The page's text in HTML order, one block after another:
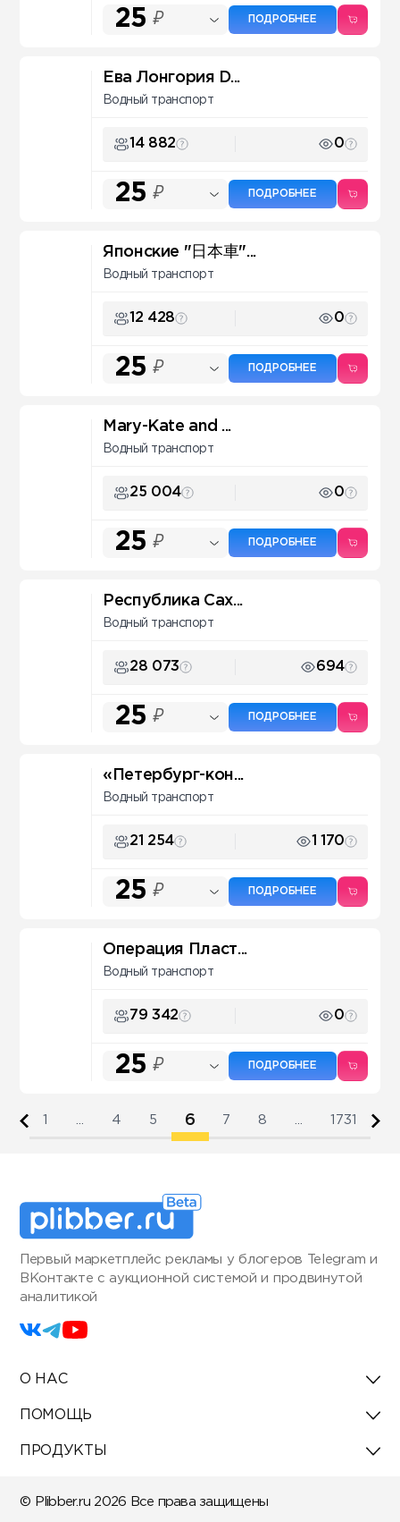
25 ₽ ПОДРОБНЕЕ
Ева Лонгория D...
Водный транспорт
14 882 0
25 ₽ ПОДРОБНЕЕ
Японские "日本車"...
Водный транспорт
12 428 0
25 ₽ ПОДРОБНЕЕ
Mary-Kate and ...
Водный транспорт
25 004 0
25 ₽ ПОДРОБНЕЕ
Республика Сах...
Водный транспорт
28 073 694
25 ₽ ПОДРОБНЕЕ
«Петербург-кон...
Водный транспорт
21 254 1 170
25 ₽ ПОДРОБНЕЕ
Операция Пласт...
Водный транспорт
79 342 0
25 ₽ ПОДРОБНЕЕ
4 5 6 7 8 1731
Первый маркетплейс рекламы у блогеров Telegram и
ВКонтакте с аукционной системой и продвинутой
аналитикой
О НАС
ПОМОЩЬ
ПРОДУКТЫ
© Plibber.ru 2026 Все права защищены